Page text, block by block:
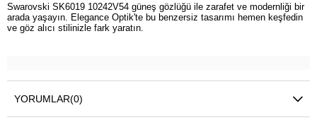
Swarovski SK6019 10242V54 güneş gözlüğü ile zarafet ve modernliği bir
arada yaşayın. Elegance Optik'te bu benzersiz tasarımı hemen keşfedin
ve göz alıcı stilinizle fark yaratın.
YORUMLAR(0)